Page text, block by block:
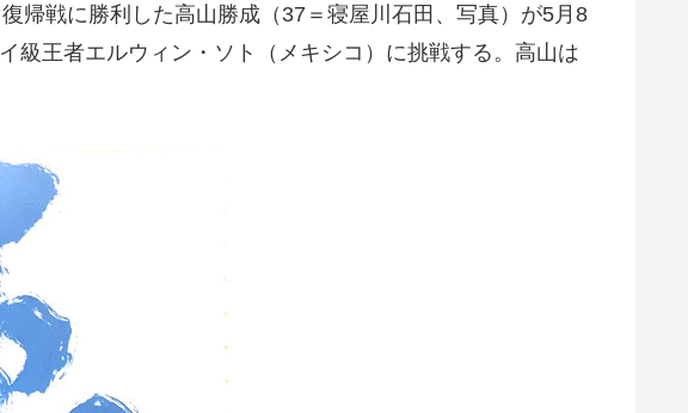
帰戦に勝利した高山勝成（37＝寝屋川石田、写真）が5月8
級王者エルウィン・ソト（メキシコ）に挑戦する。高山は